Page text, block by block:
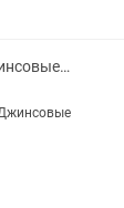
Продам джинсовку и джинсовые юбки